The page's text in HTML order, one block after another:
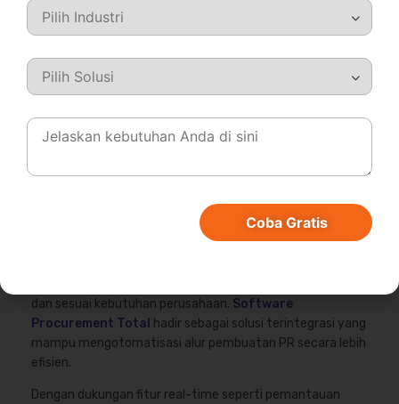
dan sesuai kebutuhan perusahaan. Software
Procurement Total hadir sebagai solusi terintegrasi yang
mampu mengotomatisasi alur pembuatan PR secara lebih
efisien.
Dengan dukungan fitur real-time seperti pemantauan
Coba Gratis